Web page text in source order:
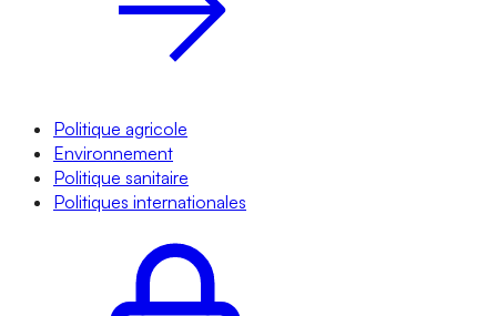
Politique agricole
Environnement
Politique sanitaire
Politiques internationales